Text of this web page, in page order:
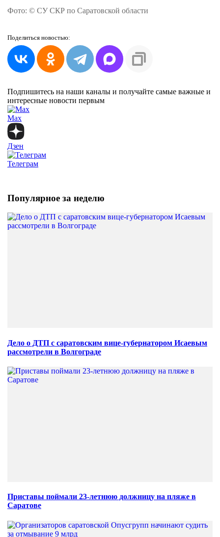
Фото: © СУ СКР по Саратовской области
Поделиться новостью:
Подпишитесь на наши каналы и получайте самые важные и
интересные новости первым
Max
Дзен
Телеграм
Популярное за неделю
Дело о ДТП с саратовским вице-губернатором Исаевым
рассмотрели в Волгограде
Приставы поймали 23-летнюю должницу на пляже в
Саратове